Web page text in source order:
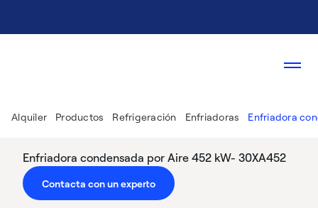
Alquiler Productos Refrigeración Enfriadoras Enfriadora
Enfriadora condensada por Aire 452 kW- 30XA452
Contacta con un experto